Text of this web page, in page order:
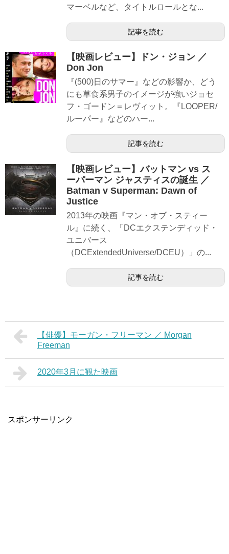
マーベルなど、タイトルロールとな...
記事を読む
【映画レビュー】ドン・ジョン ／
Don Jon
『(500)日のサマー』などの影響か、どう
にも草食系男子のイメージが強いジョセ
フ・ゴードン＝レヴィット。『LOOPER/
ルーパー』などのハー...
記事を読む
【映画レビュー】バットマン vs ス
ーパーマン ジャスティスの誕生 ／
Batman v Superman: Dawn of
Justice
2013年の映画『マン・オブ・スティー
ル』に続く、「DCエクステンディッド・
ユニバース
（DCExtendedUniverse/DCEU）」の...
記事を読む
【俳優】モーガン・フリーマン ／ Morgan
Freeman
2020年3月に観た映画
スポンサーリンク